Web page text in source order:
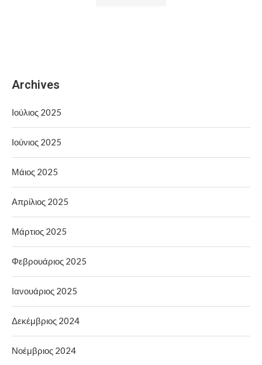
Archives
Ιούλιος 2025
Ιούνιος 2025
Μάιος 2025
Απρίλιος 2025
Μάρτιος 2025
Φεβρουάριος 2025
Ιανουάριος 2025
Δεκέμβριος 2024
Νοέμβριος 2024